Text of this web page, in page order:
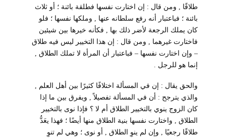
طلاقًا , ومن قال : إن اختارت نفسها فطلقة بائنة ؛ أو ثلاث
بائنة ؛ فباعتبار أنه رفع سلطانه عنها , وملكها نفسها ؛ فلو
كان يملك الرجعة لأضر ذلك بها , فكأنه خيرها بين شيئين
فاختارت غيرهما , ومن قال : إن هذا التخيير ليس فيه طلاق
– وإن اختارت نفسها – فباعتبار أن المرأة لا تملك الطلاق ,
إنما هو للرجل .
والحق يقال : إن في المسألة اختلافًا كثيرًا بين أهل العلم ,
والذي يترجح : أن في المسألة تفصيلاً , ويفرق بين ما إذا
كان الزوج ينوي بالتخيير الطلاق أم لا ؟ فإذا نوى بالتخيير
الطلاق , واختارت نفسها بنية الطلاق منها أيضًا ؛ فهذا يعَدُّ
طلاقًا رجعيًا , وإن لم ينوِ الطلاق , أو نوى ؛ وهي لم تنوِ